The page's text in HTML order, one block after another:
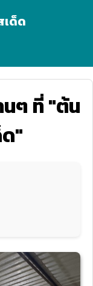
เด็ด
นๆ ที่ "ต้น
"